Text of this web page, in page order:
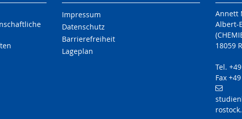
Impressum
Datenschutz
Barrierefreiheit
Lageplan
Annett
Albert-
18059
Tel.
Fax